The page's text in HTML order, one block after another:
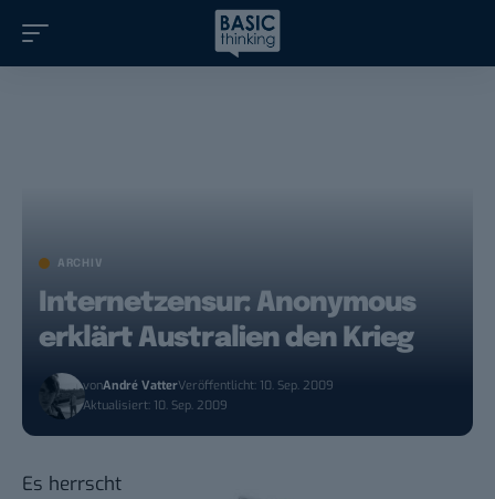
ARCHIV
Internetzensur: Anonymous
erklärt Australien den Krieg
vonAndré VatterVeröffentlicht: 10. Sep. 2009
Aktualisiert: 10. Sep. 2009
Es herrscht